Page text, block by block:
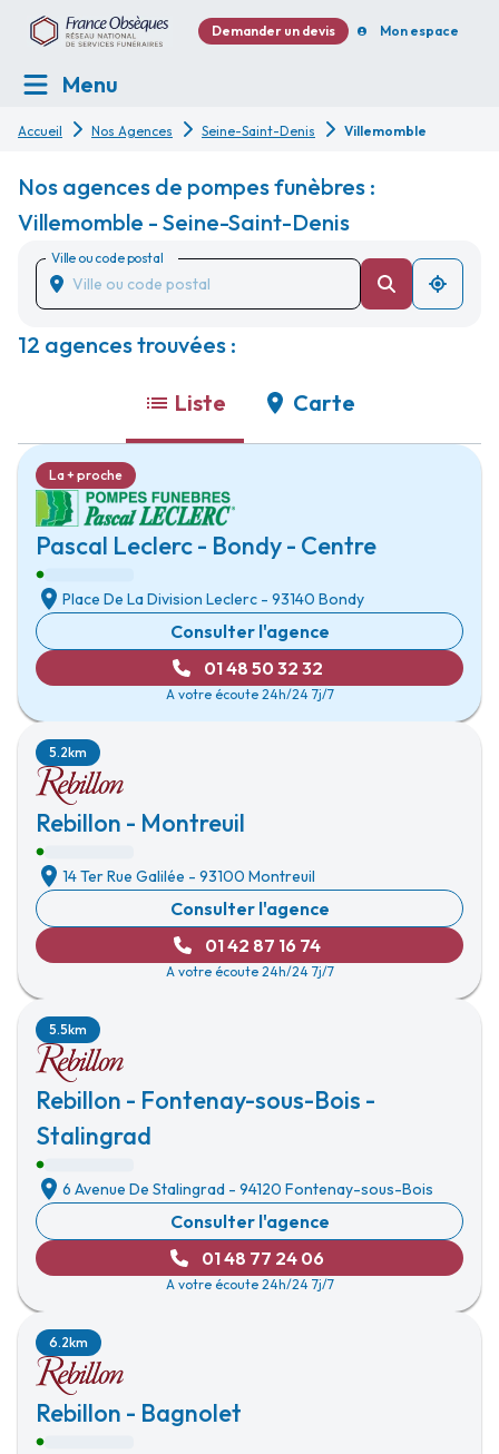
Demander un devis Mon espace
Menu
Accueil Nos Agences Seine-Saint-Denis Villemomble
Nos agences de pompes funèbres :
Villemomble - Seine-Saint-Denis
Ville ou code postal
12 agences trouvées :
Liste Carte
Pascal Leclerc - Bondy - Centre
La + proche
Place De La Division Leclerc - 93140 Bondy
Consulter l'agence
01 48 50 32 32
A votre écoute 24h/24 7j/7
Rebillon - Montreuil
5.2km
14 Ter Rue Galilée - 93100 Montreuil
Consulter l'agence
01 42 87 16 74
A votre écoute 24h/24 7j/7
Rebillon - Fontenay-sous-Bois -
Stalingrad
5.5km
6 Avenue De Stalingrad - 94120 Fontenay-sous-Bois
Consulter l'agence
01 48 77 24 06
A votre écoute 24h/24 7j/7
Rebillon - Bagnolet
6.2km